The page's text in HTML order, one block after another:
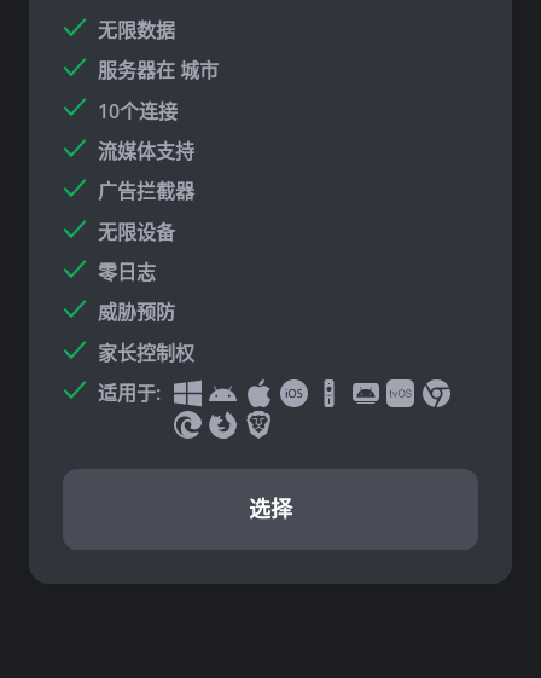
无限数据
服务器在城市
10个连接
流媒体支持
广告拦截器
无限设备
零日志
威胁预防
家长控制权
适用于:
选择